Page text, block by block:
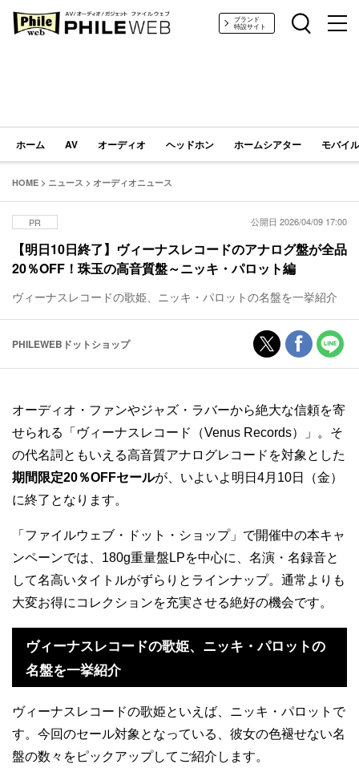
PHILE WEB｜AV/オーディオ/ガジェットブランド
特設サイト
ホーム AV オーディオ ヘッドホン ホームシアター モバイ
HOME > ニュース > オーディオニュース
PR 公開日 2026/04/09 17:00
【明日10日終了】ヴィーナスレコードのアナログ盤が全品
20％OFF！珠玉の高音質盤～ニッキ・パロット編
ヴィーナスレコードの歌姫、ニッキ・パロットの名盤を一挙紹介
PHILEWEBドットショップ
オーディオ・ファンやジャズ・ラバーから絶大な信頼を寄
せられる「ヴィーナスレコード（Venus Records）」。そ
の代名詞ともいえる高音質アナログレコードを対象とした
期間限定20％OFFセールが、いよいよ明日4月10日（金）
に終了となります。
「ファイルウェブ・ドット・ショップ」で開催中の本キャ
ンペーンでは、180g重量盤LPを中心に、名演・名録音と
して名高いタイトルがずらりとラインナップ。通常よりも
大変お得にコレクションを充実させる絶好の機会です。
ヴィーナスレコードの歌姫、ニッキ・パロットの
名盤を一挙紹介
ヴィーナスレコードの歌姫といえば、ニッキ・パロットで
す。今回のセール対象となっている、彼女の色褪せない名
盤の数々をピックアップしてご紹介します。